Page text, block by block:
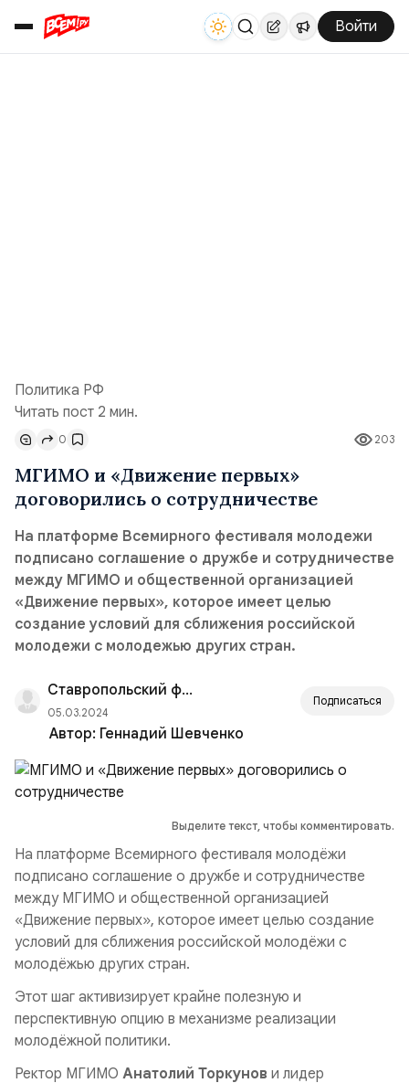
Войти
Политика РФ
Читать пост 2 мин.
203
0
МГИМО и «Движение первых»
договорились о сотрудничестве
На платформе Всемирного фестиваля молодежи
подписано соглашение о дружбе и сотрудничестве
между МГИМО и общественной организацией
«Движение первых», которое имеет целью
создание условий для сближения российской
молодежи с молодежью других стран.
Ставропольский филиал РАНХиГС
05.03.2024
Подписаться
Автор: Геннадий Шевченко
Выделите текст, чтобы комментировать.
На платформе Всемирного фестиваля молодёжи
подписано соглашение о дружбе и сотрудничестве
между МГИМО и общественной организацией
«Движение первых», которое имеет целью создание
условий для сближения российской молодёжи с
молодёжью других стран.
Этот шаг активизирует крайне полезную и
перспективную опцию в механизме реализации
молодёжной политики.
Ректор МГИМО Анатолий Торкунов и лидер